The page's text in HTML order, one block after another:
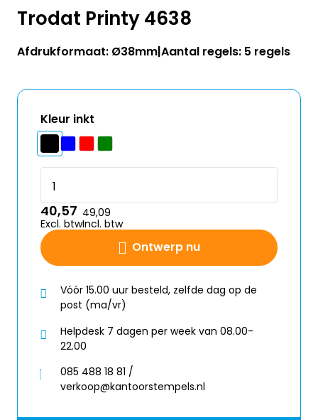
Trodat Printy 4638
Afdrukformaat: Ø38mm Aantal regels: 5 regels
Kleur inkt
Ontwerp nu
40,57
Excl. btw
49,09
Incl. btw
Vóór 15.00 uur besteld, zelfde dag op de
post (ma/vr)
Helpdesk 7 dagen per week van 08.00-
22.00
085 488 18 81 /
verkoop@kantoorstempels.nl